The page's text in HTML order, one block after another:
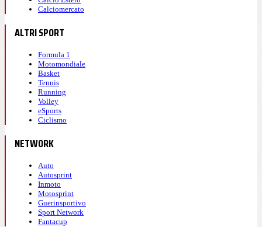
Calciomercato
ALTRI SPORT
Formula 1
Motomondiale
Basket
Tennis
Running
Volley
eSports
Ciclismo
NETWORK
Auto
Autosprint
Inmoto
Motosprint
Guerinsportivo
Sport Network
Fantacup